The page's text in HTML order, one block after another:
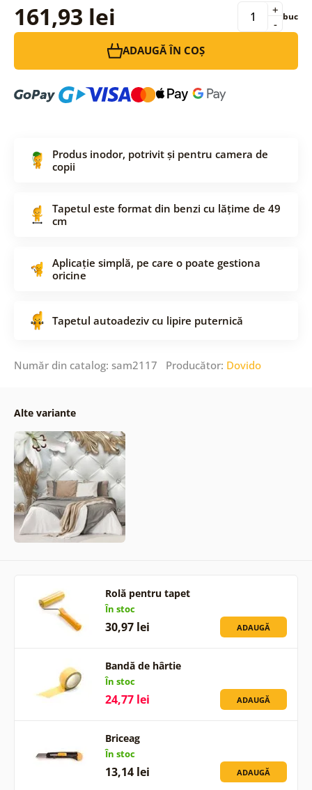
161,93 lei -
+ buc
ADAUGĂ ÎN COȘ
Produs inodor, potrivit și pentru camera de
copii
Tapetul este format din benzi cu lățime de 49
cm
Aplicație simplă, pe care o poate gestiona
oricine
Tapetul autoadeziv cu lipire puternică
Număr din catalog: sam2117 Producător: Dovido
Alte variante
Rolă pentru tapet
În stoc
30,97 lei ADAUGĂ
Bandă de hârtie
În stoc
24,77 lei ADAUGĂ
Briceag
În stoc
13,14 lei ADAUGĂ